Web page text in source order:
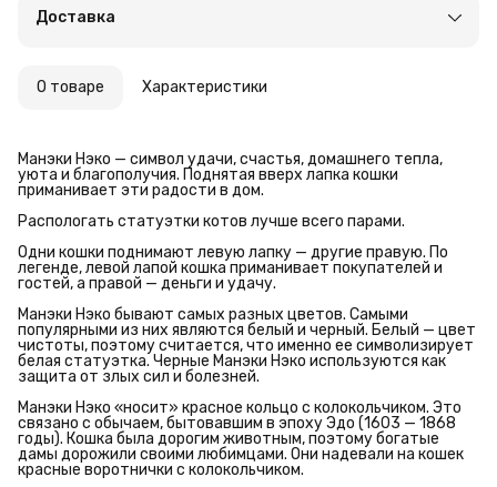
Удобный возврат
Доставка
О товаре Характеристики
Манэки Нэко — символ удачи, счастья, домашнего тепла,
уюта и благополучия. Поднятая вверх лапка кошки
приманивает эти радости в дом.
Распологать статуэтки котов лучше всего парами.
Одни кошки поднимают левую лапку — другие правую. По
легенде, левой лапой кошка приманивает покупателей и
гостей, а правой — деньги и удачу.
Манэки Нэко бывают самых разных цветов. Самыми
популярными из них являются белый и черный. Белый — цвет
чистоты, поэтому считается, что именно ее символизирует
белая статуэтка. Черные Манэки Нэко используются как
защита от злых сил и болезней.
Манэки Нэко «носит» красное кольцо с колокольчиком. Это
связано с обычаем, бытовавшим в эпоху Эдо (1603 — 1868
годы). Кошка была дорогим животным, поэтому богатые
дамы дорожили своими любимцами. Они надевали на кошек
красные воротнички с колокольчиком.